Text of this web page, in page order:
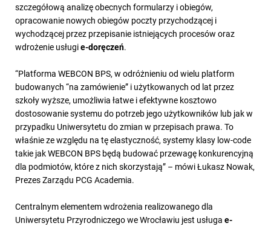
szczegółową analizę obecnych formularzy i obiegów,
opracowanie nowych obiegów poczty przychodzącej i
wychodzącej przez przepisanie istniejących procesów oraz
wdrożenie usługie-doręczeń.
“Platforma WEBCON BPS, w odróżnieniu od wielu platform
budowanych “na zamówienie” i użytkowanych od lat przez
szkoły wyższe, umożliwia łatwe i efektywne kosztowo
dostosowanie systemu do potrzeb jego użytkowników lub jak w
przypadku Uniwersytetu do zmian w przepisach prawa. To
właśnie ze względu na tę elastyczność, systemy klasy low-code
takie jak WEBCON BPS będą budować przewagę konkurencyjną
dla podmiotów, które z nich skorzystają” – mówi Łukasz Nowak,
Prezes Zarządu PCG Academia.
Centralnym elementem wdrożenia realizowanego dla
Uniwersytetu Przyrodniczego we Wrocławiu jest usługa e-